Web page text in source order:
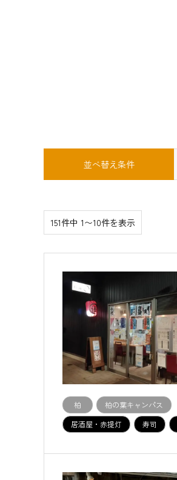
並べ替え条件
151件中 1〜10件を表示
柏
柏の葉キャンパス
居酒屋・赤提灯
寿司